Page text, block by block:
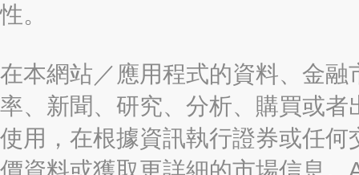
性。
在本網站／應用程式的資料、金
率、新聞、研究、分析、購買或
使用，在根據資訊執行證券或任